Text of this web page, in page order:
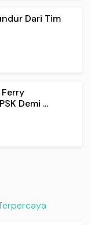
Dari Tim
Demi ...